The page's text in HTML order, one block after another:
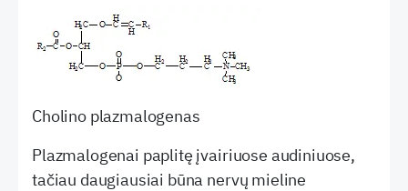
Cholino plazmalogenas
Plazmalogenai paplitę įvairiuose audiniuose,
tačiau daugiausiai būna nervų mieline